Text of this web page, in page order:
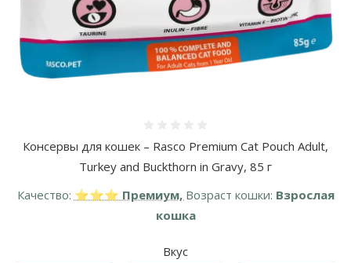
Консервы для кошек – Rasco Premium Cat Pouch Adult,
Turkey and Buckthorn in Gravy, 85 г
Качество: ⭐⭐⭐ Премиум, Возраст кошки: Взрослая
кошка
Вкус